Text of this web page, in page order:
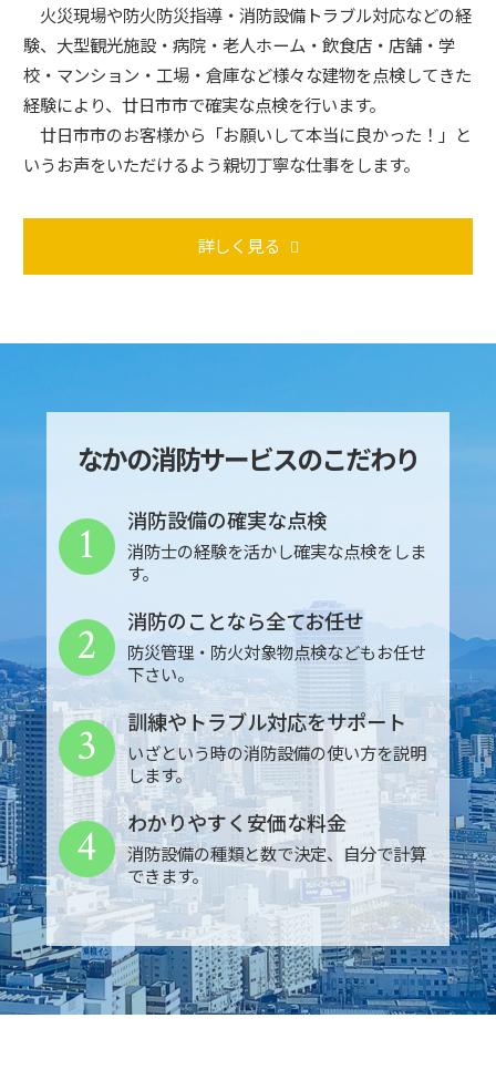
火災現場や防火防災指導・消防設備トラブル対応などの経
験、大型観光施設・病院・老人ホーム・飲食店・店舗・学
校・マンション・工場・倉庫など様々な建物を点検してきた
経験により、廿日市市で確実な点検を行います。
廿日市市のお客様から「お願いして本当に良かった！」と
いうお声をいただけるよう親切丁寧な仕事をします。
詳しく見る
なかの消防サービスのこだわり
消防設備の確実な点検
消防士の経験を活かし確実な点検をしま
す。
1
消防のことなら全てお任せ
防災管理・防火対象物点検などもお任せ
下さい。
2
訓練やトラブル対応をサポート
いざという時の消防設備の使い方を説明
します。
3
わかりやすく安価な料金
消防設備の種類と数で決定、自分で計算
できます。
4